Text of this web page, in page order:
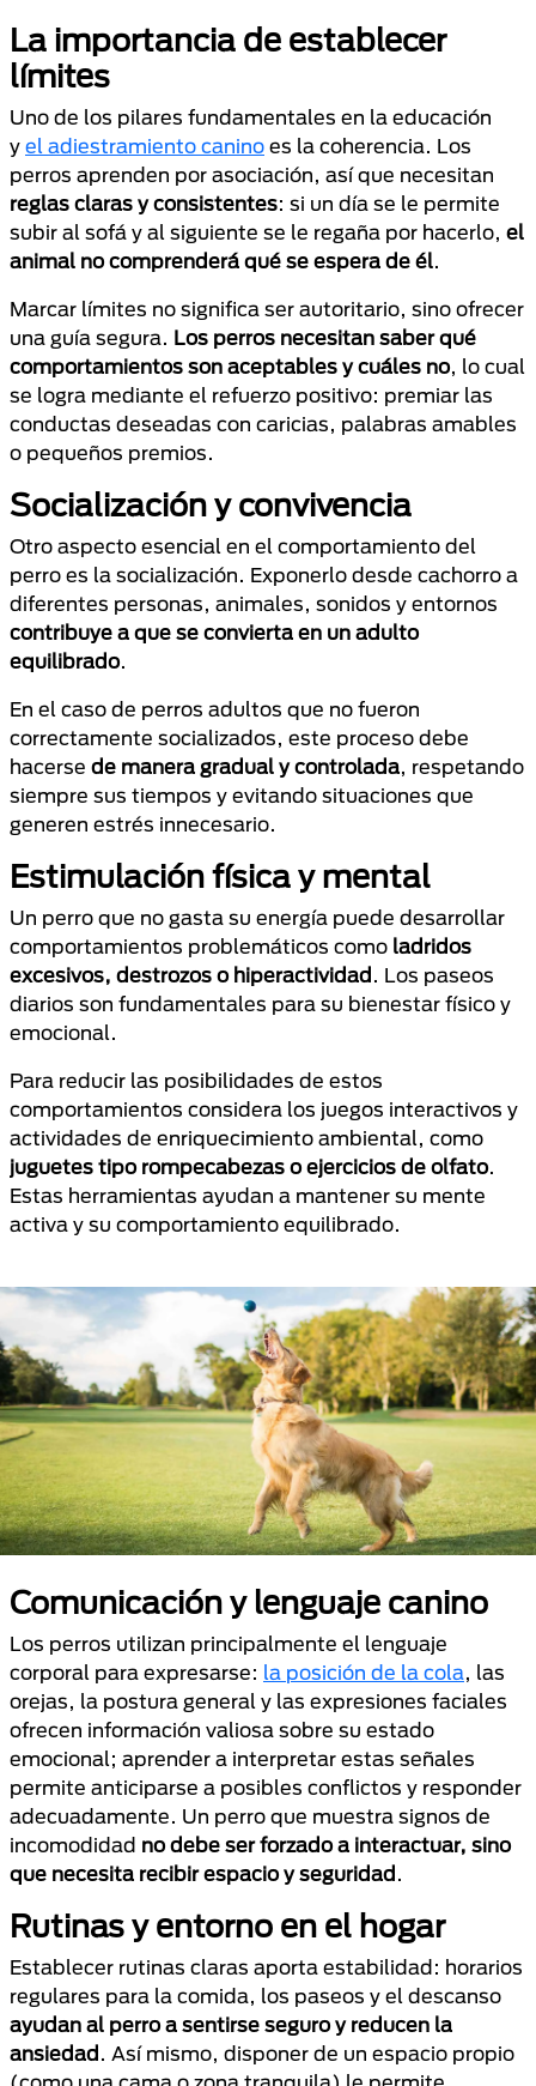
La importancia de establecer
límites
Uno de los pilares fundamentales en la educación
y el adiestramiento canino es la coherencia. Los
perros aprenden por asociación, así que necesitan
reglas claras y consistentes: si un día se le permite
subir al sofá y al siguiente se le regaña por hacerlo, el
animal no comprenderá qué se espera de él.
Marcar límites no significa ser autoritario, sino ofrecer
una guía segura. Los perros necesitan saber qué
comportamientos son aceptables y cuáles no, lo cual
se logra mediante el refuerzo positivo: premiar las
conductas deseadas con caricias, palabras amables
o pequeños premios.
Socialización y convivencia
Otro aspecto esencial en el comportamiento del
perro es la socialización. Exponerlo desde cachorro a
diferentes personas, animales, sonidos y entornos
contribuye a que se convierta en un adulto
equilibrado.
En el caso de perros adultos que no fueron
correctamente socializados, este proceso debe
hacerse de manera gradual y controlada, respetando
siempre sus tiempos y evitando situaciones que
generen estrés innecesario.
Estimulación física y mental
Un perro que no gasta su energía puede desarrollar
comportamientos problemáticos como ladridos
excesivos, destrozos o hiperactividad. Los paseos
diarios son fundamentales para su bienestar físico y
emocional.
Para reducir las posibilidades de estos
comportamientos considera los juegos interactivos y
actividades de enriquecimiento ambiental, como
juguetes tipo rompecabezas o ejercicios de olfato.
Estas herramientas ayudan a mantener su mente
activa y su comportamiento equilibrado.
Comunicación y lenguaje canino
Los perros utilizan principalmente el lenguaje
corporal para expresarse: la posición de la cola, las
orejas, la postura general y las expresiones faciales
ofrecen información valiosa sobre su estado
emocional; aprender a interpretar estas señales
permite anticiparse a posibles conflictos y responder
adecuadamente. Un perro que muestra signos de
incomodidad no debe ser forzado a interactuar, sino
que necesita recibir espacio y seguridad.
Rutinas y entorno en el hogar
Establecer rutinas claras aporta estabilidad: horarios
regulares para la comida, los paseos y el descanso
ayudan al perro a sentirse seguro y reducen la
ansiedad. Así mismo, disponer de un espacio propio